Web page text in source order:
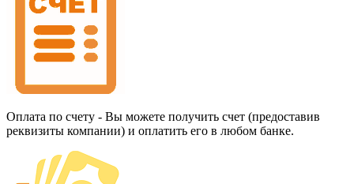
Оплата по счету - Вы можете получить счет (предоставив
реквизиты компании) и оплатить его в любом банке.